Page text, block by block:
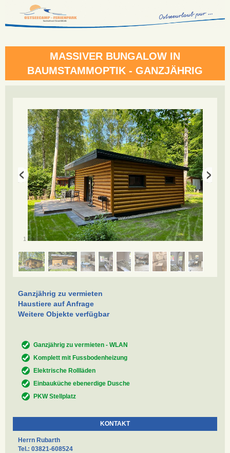
MASSIVER BUNGALOW IN
BAUMSTAMMOPTIK - GANZJÄHRIG
1 /9
Ganzjährig zu vermieten
Haustiere auf Anfrage
Weitere Objekte verfügbar
Ganzjährig zu vermieten - WLAN
Komplett mit Fussbodenheizung
Elektrische Rollläden
Einbauküche ebenerdige Dusche
PKW Stellplatz
KONTAKT
Herrn Rubarth
Tel.: 03821-608524